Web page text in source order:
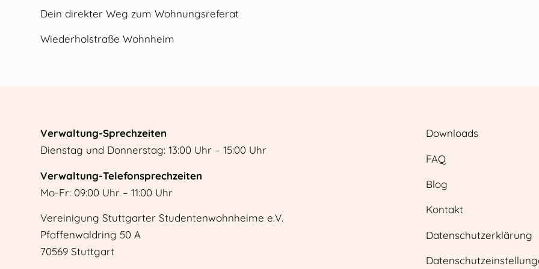
Dein direkter Weg zum Wohnungsreferat
Wiederholstraße Wohnheim
Verwaltung-Sprechzeiten
Dienstag und Donnerstag: 13:00 Uhr – 15:00 Uhr
Verwaltung-Telefonsprechzeiten
Mo-Fr: 09:00 Uhr – 11:00 Uhr
Vereinigung Stuttgarter Studentenwohnheime e.V.
Pfaffenwaldring 50 A
70569 Stuttgart
Downloads
FAQ
Blog
Kontakt
Datenschutzerklärung